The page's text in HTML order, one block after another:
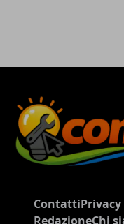
Contatti
RedazioneChi